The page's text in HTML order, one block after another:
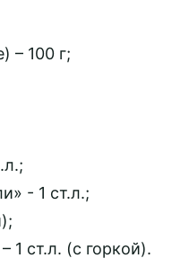
– 100 г;
- 1 ст.л.;
1 ст.л. (с горкой).